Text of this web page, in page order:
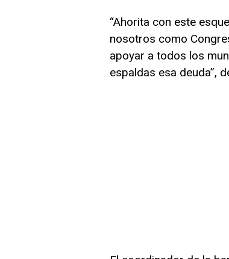
“Ahorita con este
nosotros como
apoyar a todos los
espaldas esa deuda”,